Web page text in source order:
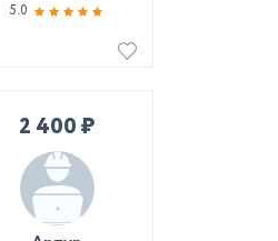
5.0
2 400 ₽